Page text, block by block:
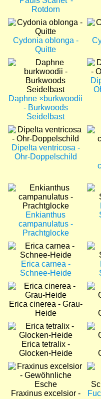
Rotdorn
Bild
Cydonia oblonga -
Quitte
Bild
Bild
Daphne ×burkwoodii
- Burkwoods
Seidelbast
Bild
Dipelta ventricosa -
Ohr-Doppelschild
Bild
Bild
Enkianthus
campanulatus -
Prachtglocke
Bild
Bild
Erica carnea -
Schnee-Heide
Bild
Bild
Erica cinerea - Grau-
Heide
Bild
Bild
Erica tetralix -
Glocken-Heide
Bild
Bild
Fraxinus excelsior -
Bild